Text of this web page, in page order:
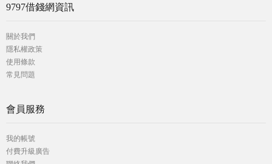
9797借錢網資訊
關於我們
隱私權政策
使用條款
常見問題
會員服務
我的帳號
付費升級廣告